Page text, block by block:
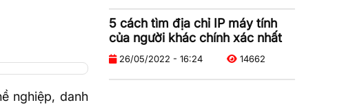
nghiệp, danh
5 cách tìm địa chỉ IP máy tính
của người khác chính xác nhất
26/05/2022 - 16:24 14662